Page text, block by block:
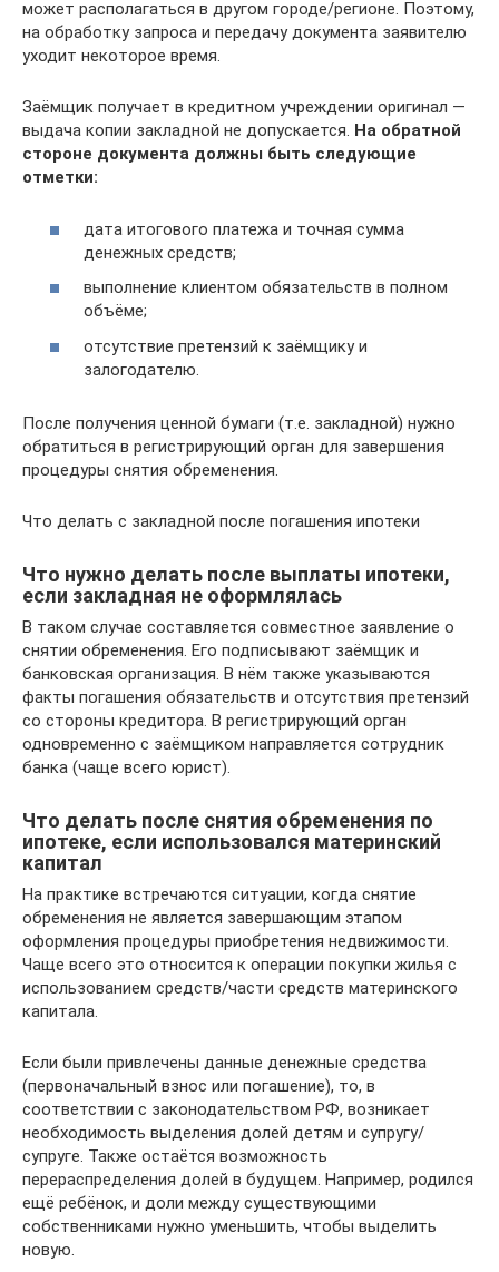
может располагаться в другом городе/регионе. Поэтому,
на обработку запроса и передачу документа заявителю
уходит некоторое время.
Заёмщик получает в кредитном учреждении оригинал —
выдача копии закладной не допускается. На обратной
стороне документа должны быть следующие
отметки:
дата итогового платежа и точная сумма
денежных средств;
выполнение клиентом обязательств в полном
объёме;
отсутствие претензий к заёмщику и
залогодателю.
После получения ценной бумаги (т.е. закладной) нужно
обратиться в регистрирующий орган для завершения
процедуры снятия обременения.
Что делать с закладной после погашения ипотеки
Что нужно делать после выплаты ипотеки,
если закладная не оформлялась
В таком случае составляется совместное заявление о
снятии обременения. Его подписывают заёмщик и
банковская организация. В нём также указываются
факты погашения обязательств и отсутствия претензий
со стороны кредитора. В регистрирующий орган
одновременно с заёмщиком направляется сотрудник
банка (чаще всего юрист).
Что делать после снятия обременения по
ипотеке, если использовался материнский
капитал
На практике встречаются ситуации, когда снятие
обременения не является завершающим этапом
оформления процедуры приобретения недвижимости.
Чаще всего это относится к операции покупки жилья с
использованием средств/части средств материнского
капитала.
Если были привлечены данные денежные средства
(первоначальный взнос или погашение), то, в
соответствии с законодательством РФ, возникает
необходимость выделения долей детям и супругу/
супруге. Также остаётся возможность
перераспределения долей в будущем. Например, родился
ещё ребёнок, и доли между существующими
собственниками нужно уменьшить, чтобы выделить
новую.